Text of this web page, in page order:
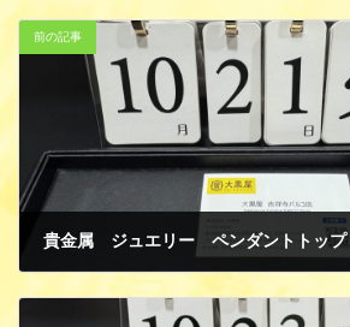
前の記事
10月 24, 2025